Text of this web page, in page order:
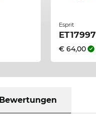
Esprit
ET17997
€ 64,00